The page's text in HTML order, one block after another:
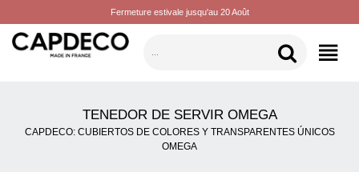
Fermeture estivale jusqu'au 20 Août
CATEGORÍAS
TENEDOR DE SERVIR OMEGA
CAPDECO: CUBIERTOS DE COLORES Y TRANSPARENTES ÚNICOS
OMEGA